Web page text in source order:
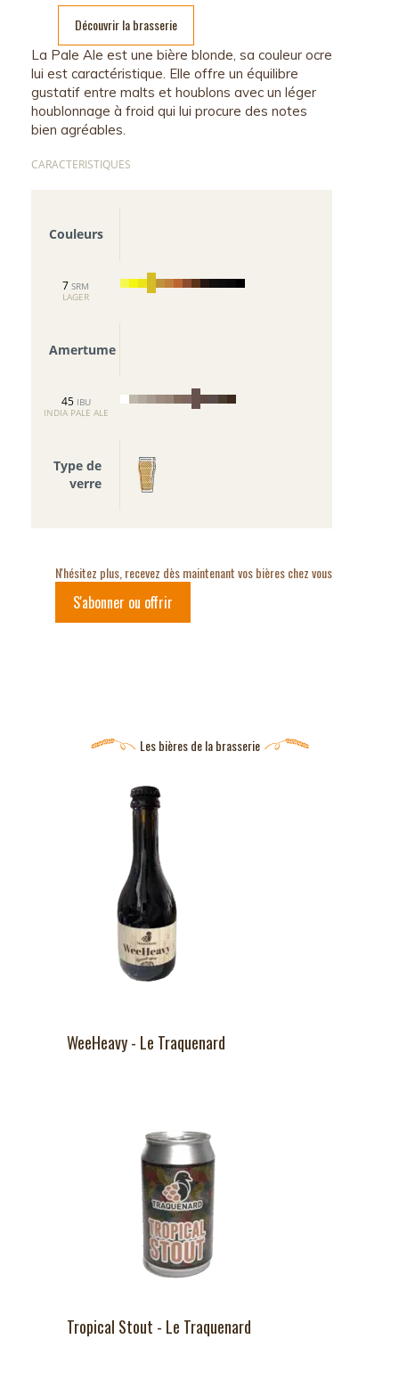
Découvrir la brasserie
La Pale Ale est une bière blonde, sa couleur ocre
lui est caractéristique. Elle offre un équilibre
gustatif entre malts et houblons avec un léger
houblonnage à froid qui lui procure des notes
bien agréables.
CARACTERISTIQUES
Couleurs
7 SRM
LAGER
Amertume
45 IBU
INDIA PALE ALE
Type de
verre
N'hésitez plus, recevez dès maintenant vos bières chez vous
S'abonner ou offrir
Les bières de la brasserie
WeeHeavy - Le Traquenard
Tropical Stout - Le Traquenard